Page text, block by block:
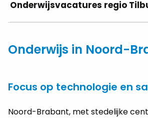
Onderwijsvacatures regio
Onderwijs in Noord-
Focus op technologie en
Noord-Brabant, met stedelijke